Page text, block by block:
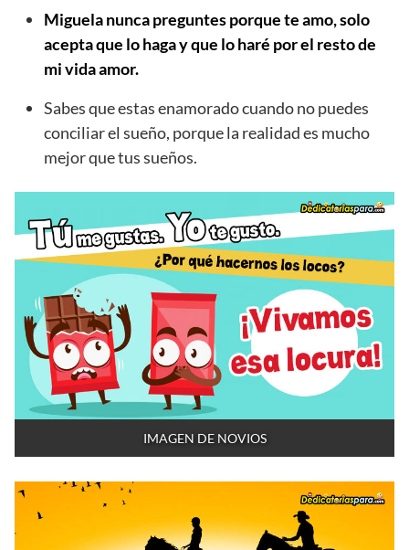
Miguela nunca preguntes porque te amo, solo
acepta que lo haga y que lo haré por el resto de
mi vida amor.
Sabes que estas enamorado cuando no puedes
conciliar el sueño, porque la realidad es mucho
mejor que tus sueños.
IMAGEN DE NOVIOS